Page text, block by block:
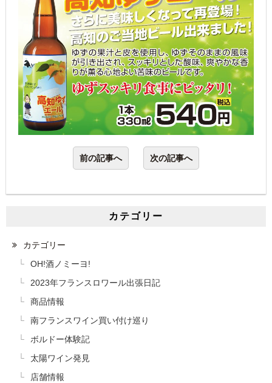
前の記事へ 次の記事へ
カテゴリー
カテゴリー
OH!酒ノミーヨ!
2023年フランスロワール出張日記
商品情報
南フランスワイン買い付け巡り
ボルドー体験記
太陽ワイン発見
店舗情報